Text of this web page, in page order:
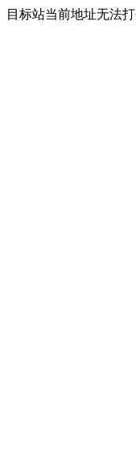
目标站当前地址无法